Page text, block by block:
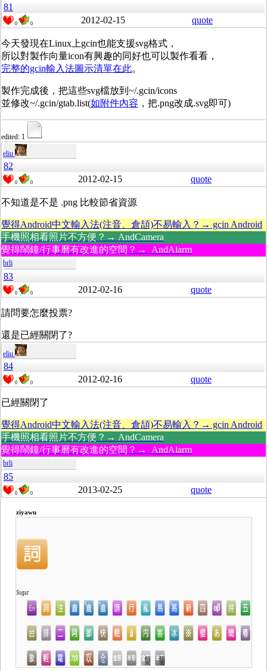
81
0 0 2012-02-15 quote
今天發現在Linux上gcin也能支援svg格式，
所以對製作向量icon有興趣的同好也可以製作看看，
完整的gcin輸入法圖示清單在此。
製作完成後，把這些svg檔放到~/.gcin/icons
並修改~/.gcin/gtab.list(如附件內容 ，把.png改成.svg即可)
edited: 1
eliu
82
0 0 2012-02-15 quote
不知道是不是 .png 比較節省資源
覺得Android中文輸入法(注音、倉頡)不易輸入？→ gcin Android
手機照相看照片不方便？→ AndCamera
覺得鬧鐘/行事曆有改進的空間？→ AndAlarm
brli
83
0 0 2012-02-16 quote
請問要怎麼投票?
還是已經關閉了?
eliu
84
0 0 2012-02-16 quote
已經關閉了
覺得Android中文輸入法(注音、倉頡)不易輸入？→ gcin Android
手機照相看照片不方便？→ AndCamera
覺得鬧鐘/行事曆有改進的空間？→ AndAlarm
brli
85
0 0 2013-02-25 quote
ziyawu